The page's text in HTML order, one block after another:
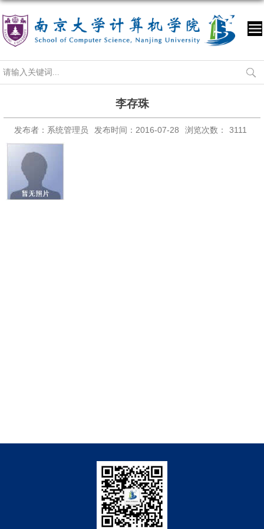
李存珠
发布者：系统管理员 发布时间：2016-07-28 浏览次数： 3111